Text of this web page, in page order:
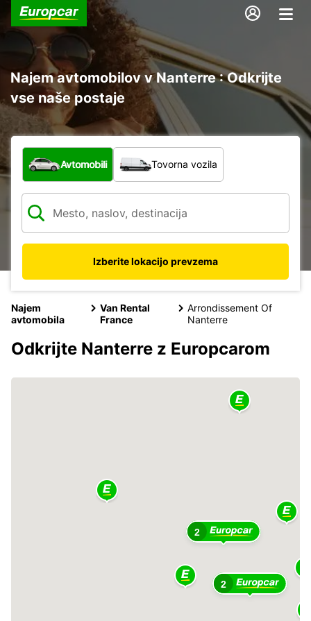
Najem avtomobilov v Nanterre : Odkrijte
vse naše postaje
Katera vrsta vozila?
Avtomobili Tovorna vozila
Izberite lokacijo prevzema
Najem
avtomobila
Van Rental
France
Arrondissement Of
Nanterre
Odkrijte Nanterre z Europcarom
2
2